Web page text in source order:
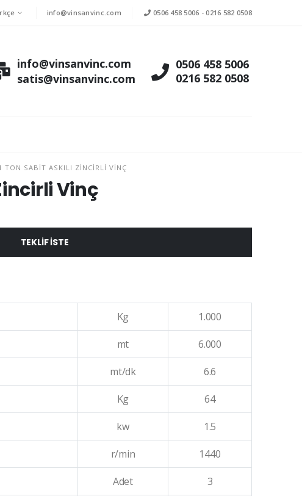
info@vinsanvinc.com 0506 458 5006 -0216 582 0508
info@vinsanvinc.com
satis@vinsanvinc.com
0506 458 5006
0216 582 0508
TON SABIT ASKILI ZINCIRLI VINÇ
Vinç
TEKLIF ISTE
Kg 1.000
mt 6.000
mt/dk 6.6
Kg 64
kw 1.5
r/min 1440
Adet 3